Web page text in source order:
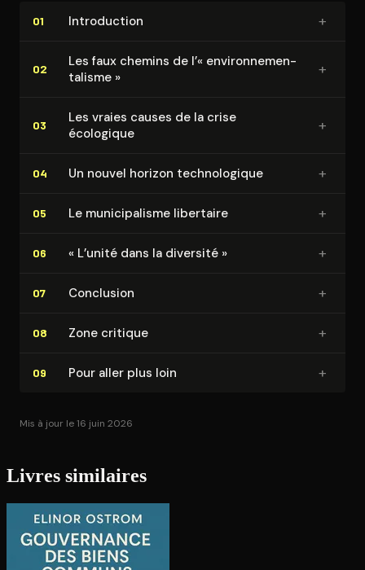
01 In­tro­duc­tion +
02
Les faux chemins de l’« en­vi­ron­ne­men­
ta­lisme »
+
03
Les vraies causes de la crise
écologique
+
04 Un nouvel horizon tech­no­lo­gique +
05 Le mu­ni­ci­pa­lisme libertaire +
06 « L’unité dans la diversité » +
07 Conclusion +
08 Zone critique +
09 Pour aller plus loin +
Mis à jour le 16 juin 2026
Livres similaires